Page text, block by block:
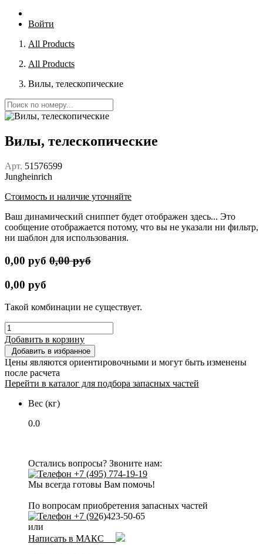
Войти
All Products
All Products
Вилы, телескопические
Вилы, телескопические
Арт. 51576599
Jungheinrich
Стоимость и наличие уточняйте
Ваш динамический сниппет будет отображен здесь... Это
сообщение отображается потому, что вы не указали ни фильтр,
ни шаблон для использования.
0,00 руб 0,00руб
0,00 руб
Такой комбинации не существует.
Добавить в корзину
Добавить в избранное
Цены являются ориентировочными и могут быть изменены
после расчета
Перейти в каталог для подбора запасных частей
Вес (кг)
0.0
Остались вопросы? Звоните нам:
+7 (495) 774-19-19
Мы всегда готовы Вам помочь!
По вопросам приобретения запасных частей
+7 (926)423-50-65
или
Написать в МАКС